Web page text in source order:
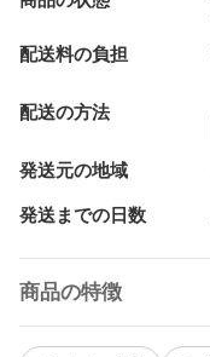
配送料の負担
配送の方法
発送元の地域
発送までの日数
商品の特徴